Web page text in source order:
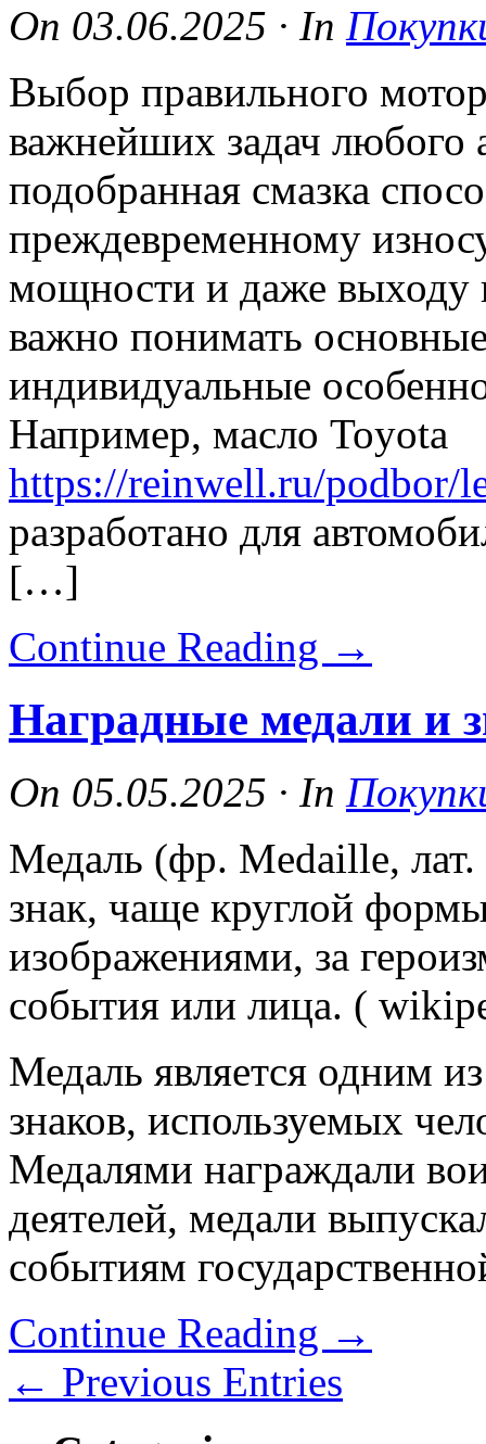
On 03.06.2025 · In
Выбор правильного
важнейших задач любого
подобранная смазка
преждевременному
мощности и даже выходу
важно понимать
индивидуальные
Например, масло Toyota
https://reinwell.ru/podbor/
разработано для
[…]
Continue Reading →
Наградные медали и
On 05.05.2025 · In
Медаль (фр. Medaille,
знак, чаще круглой
изображениями, за
события или лица. (
Медаль является одним
знаков, используемых
Медалями награждали
деятелей, медали
событиям
Continue Reading →
← Previous Entries